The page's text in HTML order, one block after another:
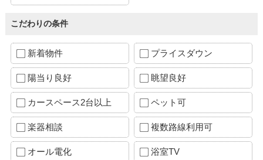
こだわりの条件
新着物件 プライスダウン
陽当り良好 眺望良好
カースペース2台以上 ペット可
楽器相談 複数路線利用可
オール電化 浴室TV